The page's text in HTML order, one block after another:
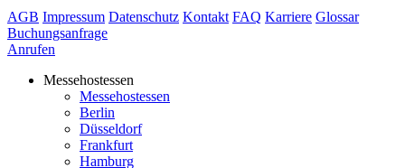
AGB Impressum Datenschutz Kontakt FAQ Karriere Glossar
Buchungsanfrage
Anrufen
Messehostessen
Messehostessen
Berlin
Düsseldorf
Frankfurt
Hamburg